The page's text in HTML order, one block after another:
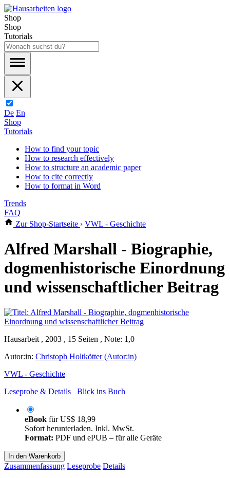
Shop
Shop
Tutorials
De En
Shop
Tutorials
How to find your topic
How to research effectively
How to structure an academic paper
How to cite correctly
How to format in Word
Trends
FAQ
Zur Shop-Startseite › VWL - Geschichte
Alfred Marshall - Biographie,
dogmenhistorische Einordnung
und wissenschaftlicher Beitrag
Hausarbeit , 2003 , 15 Seiten , Note: 1,0
Autor:in: Christoph Holtkötter (Autor:in)
VWL - Geschichte
Leseprobe & Details
Blick ins Buch
eBook fürUS$ 18,99
Sofort herunterladen. Inkl. MwSt.
Format: PDF und ePUB – für alle Geräte
In den Warenkorb
Zusammenfassung Leseprobe Details